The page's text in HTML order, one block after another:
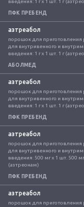
введения: 1 г x 1 шт. 1 г
ПФК ПРЕБЕНД
азтреабол
порошок для приготовления
для внутривенного и
введения: 1 г x 1 шт. 1 г
АБОЛМЕД
азтреабол
порошок для приготовления
для внутривенного и
введения: 1 г x 1 шт. 1 г
ПФК ПРЕБЕНД
азтреабол
порошок для приготовления
для внутривенного и
введения: 500 мг x 1 шт. 500 мг
(азтреонам)
ПФК ПРЕБЕНД
азтреабол
порошок для приготовления